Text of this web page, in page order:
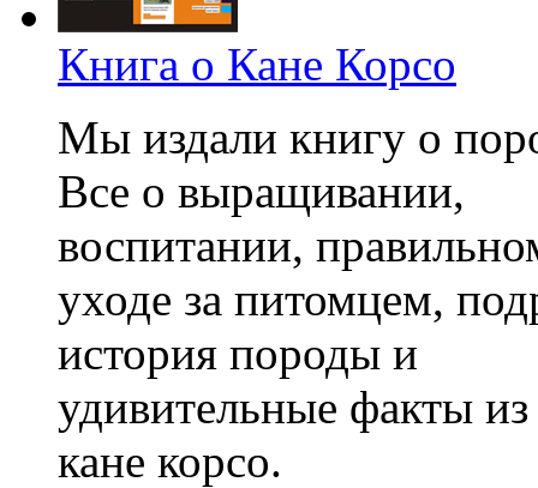
Книга о Кане Корсо
Мы издали книгу о
Все о выращивании,
воспитании,
уходе за питомцем,
история породы и
удивительные факты
кане корсо.